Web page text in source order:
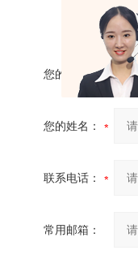
产品：
您的单位：
您的姓名：
联系电话：
常用邮箱：